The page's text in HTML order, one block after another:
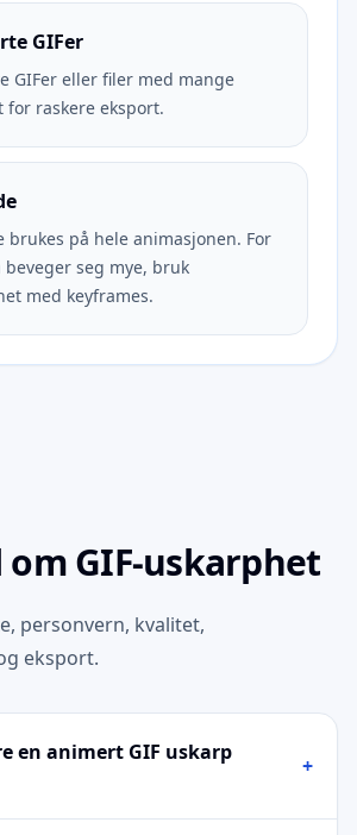
GIFer
GIFer eller filer med mange
for raskere eksport.
brukes på hele animasjonen. For
seg mye, bruk
med keyframes.
om GIF-uskarphet
personvern, kvalitet,
eksport.
en animert GIF uskarp
+